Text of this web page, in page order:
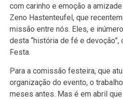
com carinho e emoção a
Zeno Hastenteufel, que
missão entre nós. Eles, e
desta “história de fé e devoção”,
Festa.
Para a comissão festeira, que
organização do evento, o
meses antes. Mas é em abril